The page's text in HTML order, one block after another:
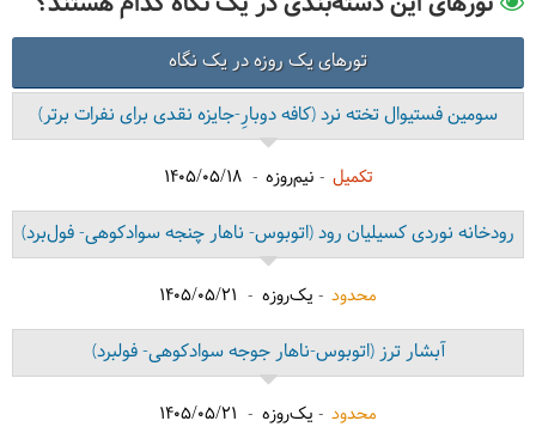
تورهای یک روزه در یک نگاه
سومین فستیوال تخته نرد(کافه دوبارِ-جایزه نقدی برای نفرات برتر)
تکمیل نیم‌روزه 1405/05/18
رودخانه نوردی کسیلیان رود(اتوبوس- ناهار چنجه سوادکوهی- فول‌برد)
محدود یک‌روزه 1405/05/21
آبشار ترز(اتوبوس-ناهار جوجه سوادکوهی- فولبرد)
محدود یک‌روزه 1405/05/21